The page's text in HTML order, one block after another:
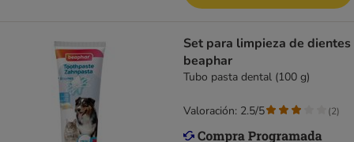
Set para limpieza de dientes
beaphar
Tubo pasta dental (100 g)
Valoración: 2.5/5 (2)